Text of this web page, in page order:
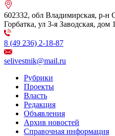
602332, обл Владимирская, р-н
Горбатка, ул 3-я Заводская, дом 1
8 (49 236) 2-18-87
selivestnik@mail.ru
Рубрики
Проекты
Власть
Редакция
Объявления
Архив новостей
Справочная информация